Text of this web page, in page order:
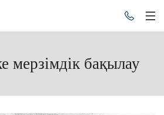
мерзімдік бақылау